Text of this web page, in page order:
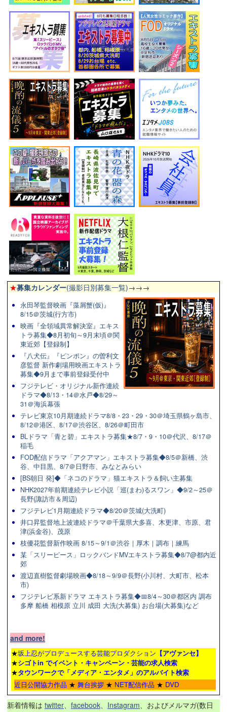
★募集カレンダー(撮影日別募集一覧)→→→
永田琴監督映画『藻屑蟹(仮)』
8/15＠茨城(行方市)
映画『全領域異常解決室』エキス
トラ募集◆8月初旬～9月末頃＠関
東近郊【登録制】
『八犬伝』『ピンポン』の曽利文
彦監督 新作劇場用映画エキストラ
募集◆9月まで事前登録受付中
フジテレビ・オリジナル新作連続
ドラマ◆8/13・14＠水戸◆8/29～
31＠海浜幕張
テレビ東京10月期連続ドラマ8/8・23・29・30＠埼玉県鶴ヶ島市、
8/12＠港区、8/17＠渋谷区、8/26＠町田市
BLドラマ「青と碧」エキストラ募集★8/7・9・10＠代沢、8/17＠
稲毛
FOD配信ドラマ「アクアマン」エキストラ募集◆8/5＠新橋、渋
谷、中目黒、8/7＠日野市、みなとみらい
[BS朝日 発]◆「ネコのドラマ」猫エキストラ＆飼い主募集
NHK2027年前期連続テレビ小説「巡(まわ)るスワン」◆9/2～25＠
長野(諏訪市＆周辺)
フジテレビ1月期連続ドラマ◆8/20＠茨城(大洗町)
井口昇監督地上波連続ドラマ＠千葉県大多喜、木更津、市原、君
津(浜金谷)、茂原
枝優花監督新作映画 8/15～9/1＠渋谷｜厚木｜調布｜練馬
某「スリーピース」ロックバンドMVエキストラ募集◆8/7@都内近
郊
渡辺直樹監督劇場映画◆8/18～9/9＠長野(小川村、大町市、松本
市)
フジテレビ系新ドラマ エキストラ募集◆📅8/4～30＠都区内 調布
多摩 船橋 相模原 立川 成田 大洗(大募集) お台場(大募集)など
and more!
★坂上忍がプロデュースする芸能プロダクション 【アヴァンセ】
★シゴトin でイベント・キャンペーン・芸能の求人検索
★タウンワークで「メディア・エンタメ」のアルバイト検索
近日公開協力作品 ★ 舞台挨拶 ★ NET配信作品 ★ DVD
新着情報は twitter、 facebook、 Instagram、およびメルマガ(数日